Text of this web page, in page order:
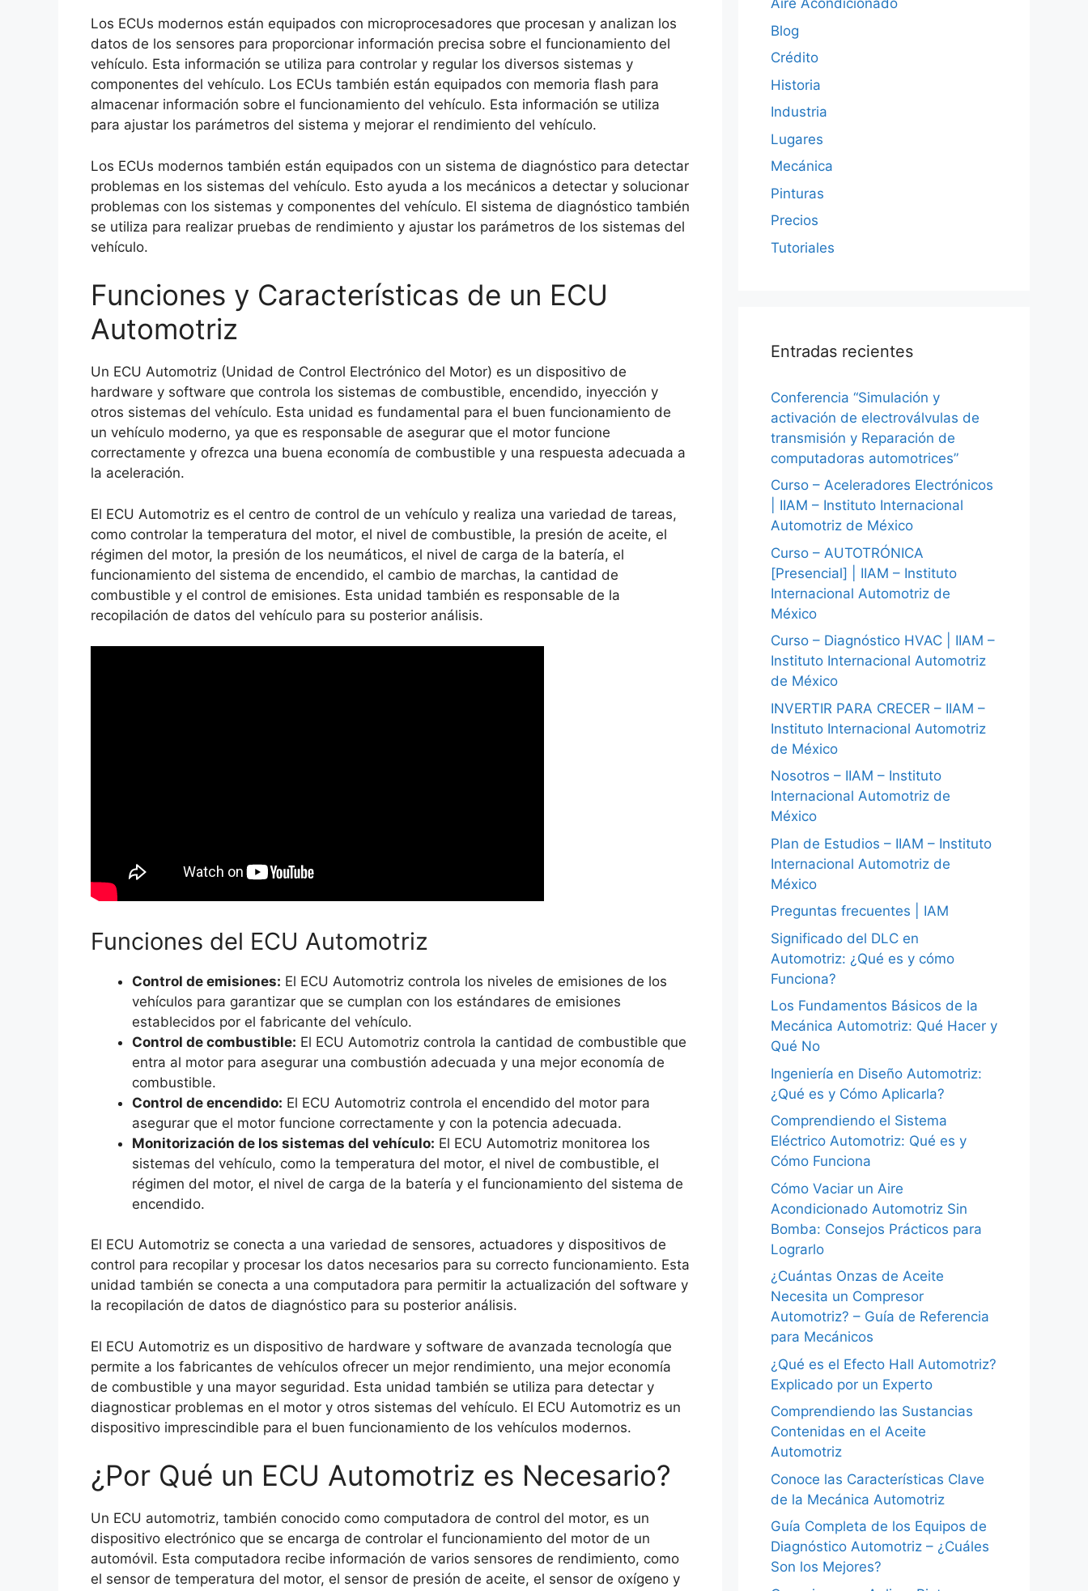
Los ECUs modernos están equipados con microprocesadores que procesan y analizan los
datos de los sensores para proporcionar información precisa sobre el funcionamiento del
vehículo. Esta información se utiliza para controlar y regular los diversos sistemas y
componentes del vehículo. Los ECUs también están equipados con memoria flash para
almacenar información sobre el funcionamiento del vehículo. Esta información se utiliza
para ajustar los parámetros del sistema y mejorar el rendimiento del vehículo.
Los ECUs modernos también están equipados con un sistema de diagnóstico para detectar
problemas en los sistemas del vehículo. Esto ayuda a los mecánicos a detectar y solucionar
problemas con los sistemas y componentes del vehículo. El sistema de diagnóstico también
se utiliza para realizar pruebas de rendimiento y ajustar los parámetros de los sistemas del
vehículo.
Funciones y Características de un ECU
Automotriz
Un ECU Automotriz (Unidad de Control Electrónico del Motor) es un dispositivo de
hardware y software que controla los sistemas de combustible, encendido, inyección y
otros sistemas del vehículo. Esta unidad es fundamental para el buen funcionamiento de
un vehículo moderno, ya que es responsable de asegurar que el motor funcione
correctamente y ofrezca una buena economía de combustible y una respuesta adecuada a
la aceleración.
El ECU Automotriz es el centro de control de un vehículo y realiza una variedad de tareas,
como controlar la temperatura del motor, el nivel de combustible, la presión de aceite, el
régimen del motor, la presión de los neumáticos, el nivel de carga de la batería, el
funcionamiento del sistema de encendido, el cambio de marchas, la cantidad de
combustible y el control de emisiones. Esta unidad también es responsable de la
recopilación de datos del vehículo para su posterior análisis.
Funciones del ECU Automotriz
Control de emisiones: El ECU Automotriz controla los niveles de emisiones de los
vehículos para garantizar que se cumplan con los estándares de emisiones
establecidos por el fabricante del vehículo.
Control de combustible: El ECU Automotriz controla la cantidad de combustible que
entra al motor para asegurar una combustión adecuada y una mejor economía de
combustible.
Control de encendido: El ECU Automotriz controla el encendido del motor para
asegurar que el motor funcione correctamente y con la potencia adecuada.
Monitorización de los sistemas del vehículo: El ECU Automotriz monitorea los
sistemas del vehículo, como la temperatura del motor, el nivel de combustible, el
régimen del motor, el nivel de carga de la batería y el funcionamiento del sistema de
encendido.
El ECU Automotriz se conecta a una variedad de sensores, actuadores y dispositivos de
control para recopilar y procesar los datos necesarios para su correcto funcionamiento. Esta
unidad también se conecta a una computadora para permitir la actualización del software y
la recopilación de datos de diagnóstico para su posterior análisis.
El ECU Automotriz es un dispositivo de hardware y software de avanzada tecnología que
permite a los fabricantes de vehículos ofrecer un mejor rendimiento, una mejor economía
de combustible y una mayor seguridad. Esta unidad también se utiliza para detectar y
diagnosticar problemas en el motor y otros sistemas del vehículo. El ECU Automotriz es un
dispositivo imprescindible para el buen funcionamiento de los vehículos modernos.
¿Por Qué un ECU Automotriz es Necesario?
Un ECU automotriz, también conocido como computadora de control del motor, es un
dispositivo electrónico que se encarga de controlar el funcionamiento del motor de un
automóvil. Esta computadora recibe información de varios sensores de rendimiento, como
el sensor de temperatura del motor, el sensor de presión de aceite, el sensor de oxígeno y
Aire Acondicionado
Blog
Crédito
Historia
Industria
Lugares
Mecánica
Pinturas
Precios
Tutoriales
Entradas recientes
Conferencia “Simulación y
activación de electroválvulas de
transmisión y Reparación de
computadoras automotrices”
Curso – Aceleradores Electrónicos
| IIAM – Instituto Internacional
Automotriz de México
Curso – AUTOTRÓNICA
[Presencial] | IIAM – Instituto
Internacional Automotriz de
México
Curso – Diagnóstico HVAC | IIAM –
Instituto Internacional Automotriz
de México
INVERTIR PARA CRECER – IIAM –
Instituto Internacional Automotriz
de México
Nosotros – IIAM – Instituto
Internacional Automotriz de
México
Plan de Estudios – IIAM – Instituto
Internacional Automotriz de
México
Preguntas frecuentes | IAM
Significado del DLC en
Automotriz: ¿Qué es y cómo
Funciona?
Los Fundamentos Básicos de la
Mecánica Automotriz: Qué Hacer y
Qué No
Ingeniería en Diseño Automotriz:
¿Qué es y Cómo Aplicarla?
Comprendiendo el Sistema
Eléctrico Automotriz: Qué es y
Cómo Funciona
Cómo Vaciar un Aire
Acondicionado Automotriz Sin
Bomba: Consejos Prácticos para
Lograrlo
¿Cuántas Onzas de Aceite
Necesita un Compresor
Automotriz? – Guía de Referencia
para Mecánicos
¿Qué es el Efecto Hall Automotriz?
Explicado por un Experto
Comprendiendo las Sustancias
Contenidas en el Aceite
Automotriz
Conoce las Características Clave
de la Mecánica Automotriz
Guía Completa de los Equipos de
Diagnóstico Automotriz – ¿Cuáles
Son los Mejores?